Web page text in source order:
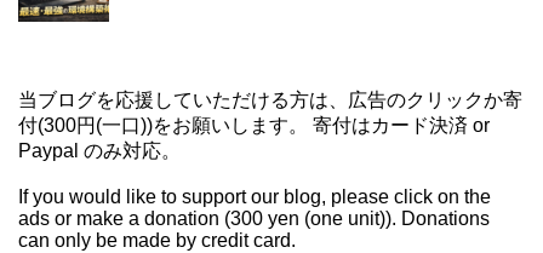
当ブログを応援していただける方は、広告のクリックか寄
付(300円(一口))をお願いします。 寄付はカード決済 or
Paypal のみ対応。
If you would like to support our blog, please click on the
ads or make a donation (300 yen (one unit)). Donations
can only be made by credit card.